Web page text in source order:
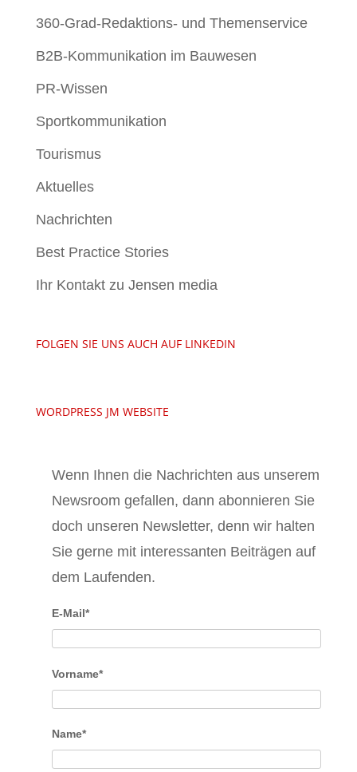
360-Grad-Redaktions- und Themenservice
B2B-Kommunikation im Bauwesen
PR-Wissen
Sportkommunikation
Tourismus
Aktuelles
Nachrichten
Best Practice Stories
Ihr Kontakt zu Jensen media
FOLGEN SIE UNS AUCH AUF LINKEDIN
WORDPRESS JM WEBSITE
Wenn Ihnen die Nachrichten aus unserem
Newsroom gefallen, dann abonnieren Sie
doch unseren Newsletter, denn wir halten
Sie gerne mit interessanten Beiträgen auf
dem Laufenden.
E-Mail*
Vorname*
Name*